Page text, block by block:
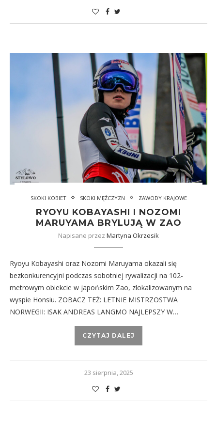
SKOKI KOBIET SKOKI MĘŻCZYZN ZAWODY KRAJOWE
RYOYU KOBAYASHI I NOZOMI
MARUYAMA BRYLUJĄ W ZAO
Napisane przez Martyna Okrzesik
Ryoyu Kobayashi oraz Nozomi Maruyama okazali się
bezkonkurencyjni podczas sobotniej rywalizacji na 102-
metrowym obiekcie w japońskim Zao, zlokalizowanym na
wyspie Honsiu. ZOBACZ TEŻ: LETNIE MISTRZOSTWA
NORWEGII: ISAK ANDREAS LANGMO NAJLEPSZY W…
CZYTAJ DALEJ
23 sierpnia, 2025